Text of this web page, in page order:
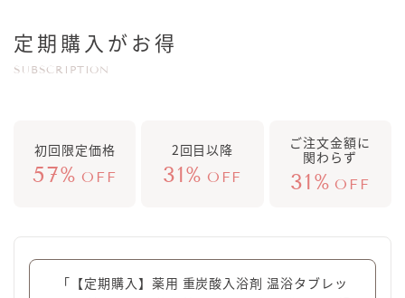
定期購入がお得
SUBSCRIPTION
初回限定価格
57% OFF
2回目以降
31% OFF
ご注文金額に
関わらず
31% OFF
「【定期購入】薬用 重炭酸入浴剤 温浴タブレッ